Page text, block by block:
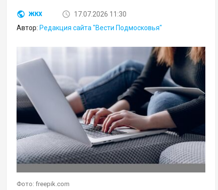
ЖКХ
17.07.2026 11:30
Автор:Редакция сайта "Вести Подмосковья"
Фото: freepik.com